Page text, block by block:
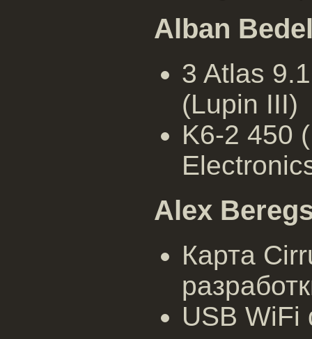
Alban
3 Atlas
(Lupin III)
K6-2 450
Alex
Карта
USB WiFi